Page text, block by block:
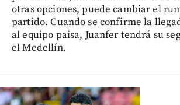
otras opciones, puede cambiar el
partido. Cuando se confirme la
al equipo paisa, Juanfer tendrá su
el Medellín.